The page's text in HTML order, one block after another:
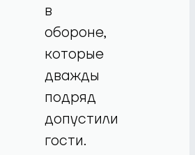
в
обороне,
которые
дважды
подряд
допустили
гости.